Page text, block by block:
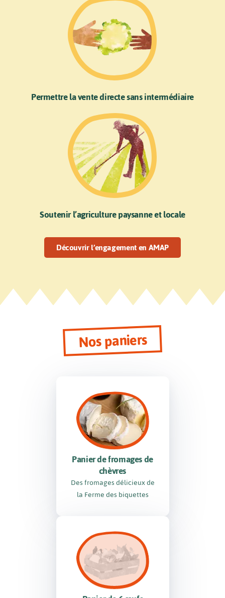
Permettre la vente directe sans intermédiaire
Soutenir l’agriculture paysanne et locale
Découvrir l’engagement en AMAP
Nos paniers
Panier de fromages de
chèvres
Des fromages délicieux de
la Ferme des biquettes